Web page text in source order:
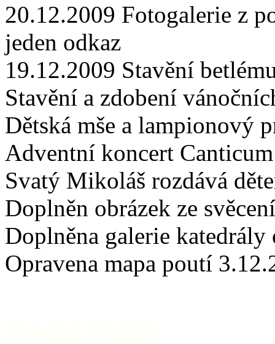
20.12.2009 Fotogalerie z
jeden odkaz
19.12.2009 Stavění
Stavění a zdobení
Dětská mše a lampionový
Adventní koncert
Svatý Mikoláš rozdává
Doplněn obrázek ze
Doplněna galerie
Opravena mapa poutí